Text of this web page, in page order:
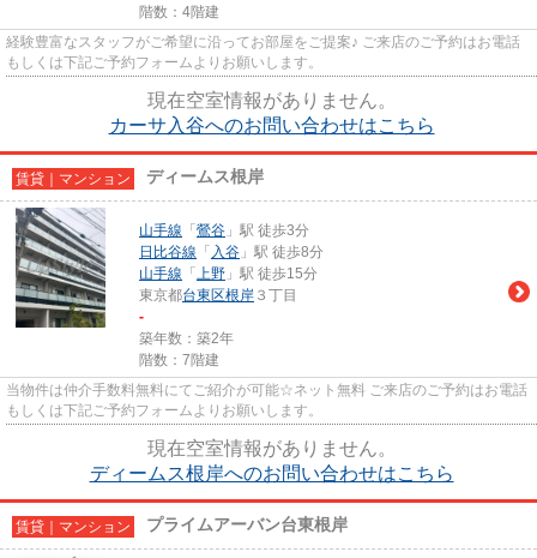
階数：4階建
経験豊富なスタッフがご希望に沿ってお部屋をご提案♪ ご来店のご予約はお電話
もしくは下記ご予約フォームよりお願いします。
現在空室情報がありません。
カーサ入谷へのお問い合わせはこちら
賃貸｜マンション ディームス根岸
山手線 「 鶯谷 」駅 徒歩3分
日比谷線 「 入谷 」駅 徒歩8分
山手線 「 上野 」駅 徒歩15分
東京都台東区根岸 ３丁目
-
築年数：築2年
階数：7階建
当物件は仲介手数料無料にてご紹介が可能☆ネット無料 ご来店のご予約はお電話
もしくは下記ご予約フォームよりお願いします。
現在空室情報がありません。
ディームス根岸へのお問い合わせはこちら
賃貸｜マンション プライムアーバン台東根岸